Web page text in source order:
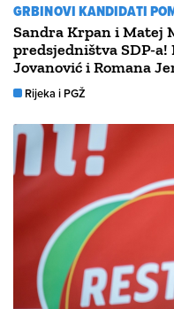
GRBINOVI KANDIDATI
Sandra Krpan i Matej
predsjedništva SDP-
Jovanović i Romana
Rijeka i PGŽ